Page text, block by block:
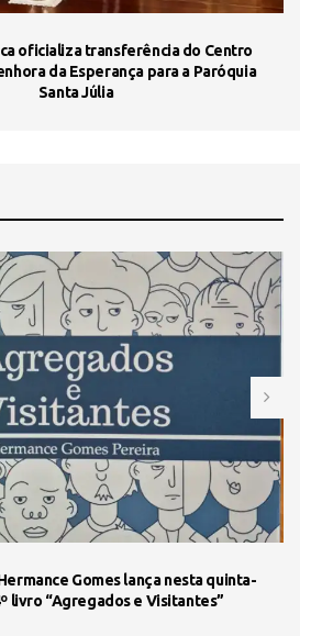
oficializa transferência do Centro
da Esperança para a Paróquia
Santa Júlia
Gomes lança nesta quinta-
livro “Agregados e Visitantes”